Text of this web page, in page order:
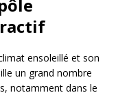
ensoleillé et son
un grand nombre
notamment dans le